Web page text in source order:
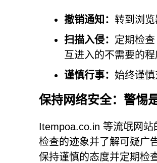
撤销通知： 转到浏
扫描入侵： 定期检
互进入的不需要的程
谨慎行事： 始终谨
保持网络安全：警惕
Itempoa.co.in 等流氓网
检查的迹象并了解可疑广
保持谨慎的态度并定期检